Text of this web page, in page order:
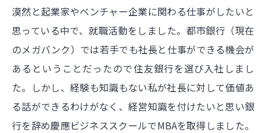
漠然と起業家やベンチャー企業に関わる仕事がしたいと
思っている中で、就職活動をしました。都市銀行（現在
のメガバンク）では若手でも社長と仕事ができる機会が
あるということだったので住友銀行を選び入社しまし
た。しかし、経験も知識もない私が社長に対して価値あ
る話ができるわけがなく、経営知識を付けたいと思い銀
行を辞め慶應ビジネススクールでMBAを取得しました。